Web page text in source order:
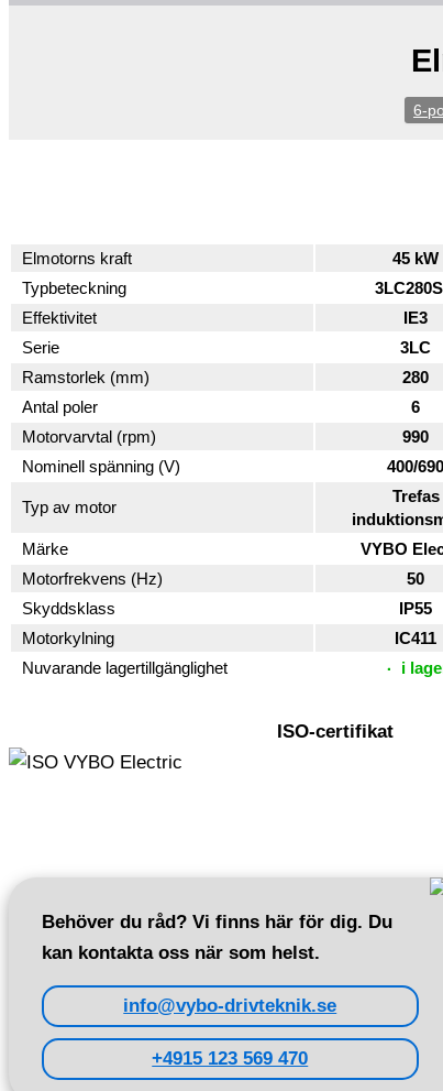
6-
Elmotorns kraft
45 kW
Typbeteckning
Effektivitet
IE3
Serie
3LC
Ramstorlek (mm)
280
Antal poler
6
Motorvarvtal (rpm)
990
Nominell spänning (V)
400/690
Typ av motor
Trefas
Märke
VYBO
Motorfrekvens (Hz)
50
Skyddsklass
IP55
Motorkylning
IC411
Nuvarande lagertillgänglighet
i
ISO-certifikat
Behöver du råd? Vi finns här för dig. Du
kan kontakta oss när som helst.
info@vybo-drivteknik.se
+4915 123 569 470